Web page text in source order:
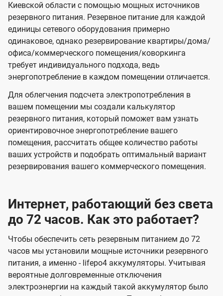
Киевской области с помощью мощных источников
резервного питания. Резервное питание для каждой
единицы сетевого оборудования примерно
одинаковое, однако резервирование квартиры/дома/
офиса/коммерческого помещения/коворкинга
требует индивидуального подхода, ведь
энергопотребление в каждом помещении отличается.
Для облегчения подсчета электропотребления в
вашем помещении мы создали калькулятор
резервного питания, который поможет вам узнать
ориентировочное энергопотребление вашего
помещения, рассчитать общее количество работы
ваших устройств и подобрать оптимальный вариант
резервирования вашего коммерческого помещения.
Интернет, работающий без света
до 72 часов. Как это работает?
Чтобы обеспечить сеть резервным питанием до 72
часов мы установили мощные источники резервного
питания, а именно - lifepo4 аккумуляторы. Учитывая
вероятные долговременные отключения
электроэнергии на каждый такой аккумулятор было